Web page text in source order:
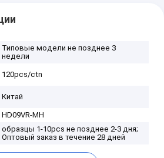
Типовые модели не позднее 3
недели
120pcs/ctn
Китай
HD09VR-MH
образцы 1-10pcs не позднее 2-3 дня;
Оптовый заказ в течение 28 дней